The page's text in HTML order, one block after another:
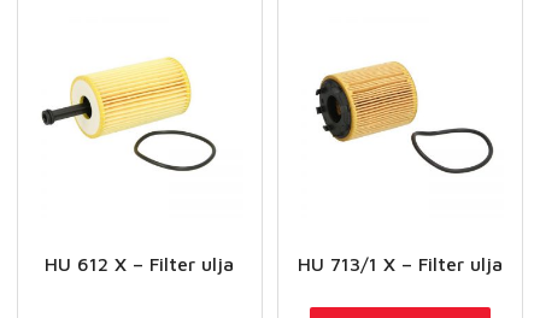
HU 612 X – Filter ulja HU 713/1 X – Filter ulja